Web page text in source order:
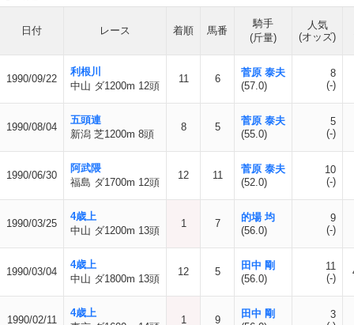
日付 レース 着順 馬番
騎手
(斤量)
人気
(オッズ)
1990/09/22
利根川
中山 ダ1200m 12頭
11 6
菅原 泰夫
(57.0)
8
(-)
1990/08/04
五頭連
新潟 芝1200m 8頭
8 5
菅原 泰夫
(55.0)
5
(-)
1990/06/30
阿武隈
福島 ダ1700m 12頭
12 11
菅原 泰夫
(52.0)
10
(-)
1990/03/25
4歳上
中山 ダ1200m 13頭
1 7
的場 均
(56.0)
9
(-)
1990/03/04
4歳上
中山 ダ1800m 13頭
12 5
田中 剛
(56.0)
11
(-)
1990/02/11
4歳上
1 9
田中 剛
3